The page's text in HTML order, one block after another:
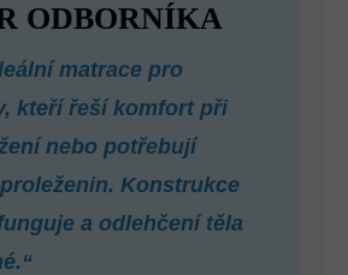
ODBORNÍKA
matrace pro
kteří řeší komfort při
nebo potřebují
Konstrukce
a odlehčení těla